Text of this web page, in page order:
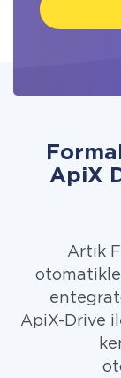
ApiX
Artık
ApiX-Drive